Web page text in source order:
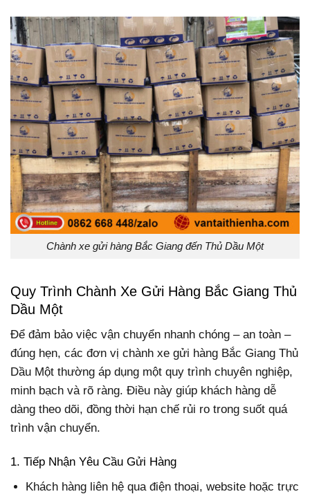
Chành xe gửi hàng Bắc Giang đến Thủ Dầu Một
Quy Trình Chành Xe Gửi Hàng Bắc Giang Thủ
Dầu Một
Để đảm bảo việc vận chuyển nhanh chóng – an toàn –
đúng hẹn, các đơn vị chành xe gửi hàng Bắc Giang Thủ
Dầu Một thường áp dụng một quy trình chuyên nghiệp,
minh bạch và rõ ràng. Điều này giúp khách hàng dễ
dàng theo dõi, đồng thời hạn chế rủi ro trong suốt quá
trình vận chuyển.
1. Tiếp Nhận Yêu Cầu Gửi Hàng
Khách hàng liên hệ qua điện thoại, website hoặc trực